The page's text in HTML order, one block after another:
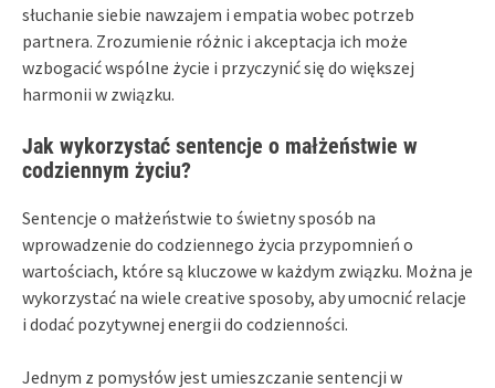
słuchanie siebie nawzajem i empatia wobec potrzeb
partnera. Zrozumienie różnic i akceptacja ich może
wzbogacić wspólne życie i przyczynić się do większej
harmonii w związku.
Jak wykorzystać sentencje o małżeństwie w
codziennym życiu?
Sentencje o małżeństwie to świetny sposób na
wprowadzenie do codziennego życia przypomnień o
wartościach, które są kluczowe w każdym związku. Można je
wykorzystać na wiele creative sposoby, aby umocnić relacje
i dodać pozytywnej energii do codzienności.
Jednym z pomysłów jest umieszczanie sentencji w